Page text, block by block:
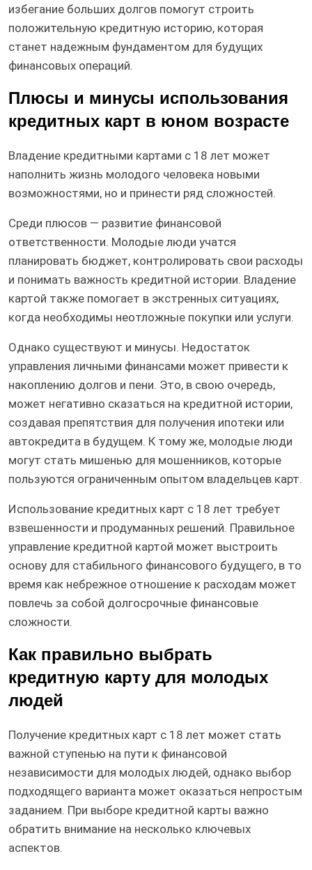
избегание больших долгов помогут строить
положительную кредитную историю, которая
станет надежным фундаментом для будущих
финансовых операций.
Плюсы и минусы использования
кредитных карт в юном возрасте
Владение кредитными картами с 18 лет может
наполнить жизнь молодого человека новыми
возможностями, но и принести ряд сложностей.
Среди плюсов — развитие финансовой
ответственности. Молодые люди учатся
планировать бюджет, контролировать свои расходы
и понимать важность кредитной истории. Владение
картой также помогает в экстренных ситуациях,
когда необходимы неотложные покупки или услуги.
Однако существуют и минусы. Недостаток
управления личными финансами может привести к
накоплению долгов и пени. Это, в свою очередь,
может негативно сказаться на кредитной истории,
создавая препятствия для получения ипотеки или
автокредита в будущем. К тому же, молодые люди
могут стать мишенью для мошенников, которые
пользуются ограниченным опытом владельцев карт.
Использование кредитных карт с 18 лет требует
взвешенности и продуманных решений. Правильное
управление кредитной картой может выстроить
основу для стабильного финансового будущего, в то
время как небрежное отношение к расходам может
повлечь за собой долгосрочные финансовые
сложности.
Как правильно выбрать
кредитную карту для молодых
людей
Получение кредитных карт с 18 лет может стать
важной ступенью на пути к финансовой
независимости для молодых людей, однако выбор
подходящего варианта может оказаться непростым
заданием. При выборе кредитной карты важно
обратить внимание на несколько ключевых
аспектов.